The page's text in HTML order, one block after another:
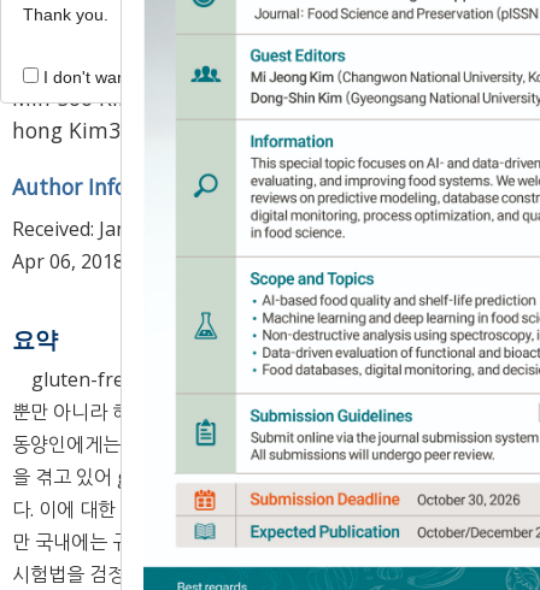
o
Quantitative measurement of
gluten content in gluten-free foods
Min-Soo Kim JoongSu Kim1,Min jung Ryu2,Ki
hong Kim3, Kwontack Hwang4,*
Author Information & Copyright▼
Received: Jan 11, 2018 ; Revised:Mar 15, 2018; Accepted:
Apr 06, 2018
요약
gluten-free는 식품산업의 최근 주목을 받고 있으며 국내
뿐만 아니라 해외에 산업적으로 확장성이 넓다. gluten-free
동양인에게는 관련이 없지만 서양인 중 소수가 이로 인한 고통
을 겪고 있어 gluten-free를 충실히 따라야 하는 문제점이 있
다. 이에 대한 해외에서의 시험법의 규정이 존재하고 지켜지지
만 국내에는 규정된 시험법이 없어 해외에서 사용되는 보편적
시험법을 검정하였다. 시험에 사용한 gluten-free측정법은
Thank you.
I don't want to open this window for a day.